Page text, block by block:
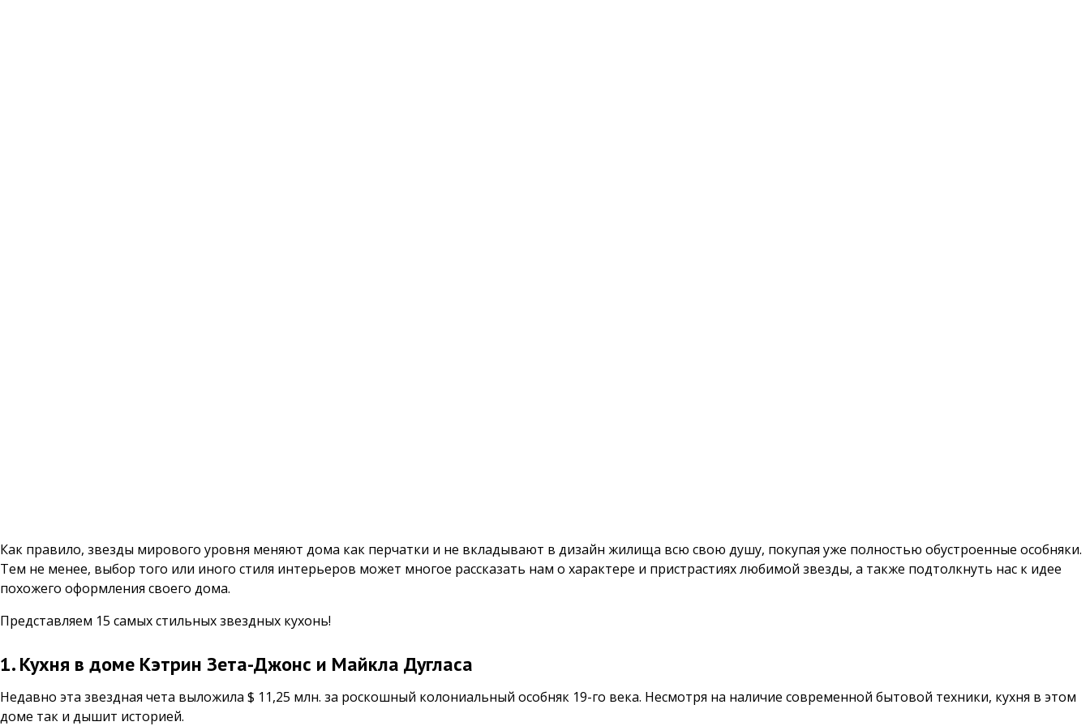
Как правило, звезды мирового уровня меняют дома как перчатки и не вкладывают в дизайн жилища всю свою душу, покупая уже полностью обустроенные особняки.
Тем не менее, выбор того или иного стиля интерьеров может многое рассказать нам о характере и пристрастиях любимой звезды, а также подтолкнуть нас к идее
похожего оформления своего дома.
Представляем 15 самых стильных звездных кухонь!
1. Кухня в доме Кэтрин Зета-Джонс и Майкла Дугласа
Недавно эта звездная чета выложила $ 11,25 млн. за роскошный колониальный особняк 19-го века. Несмотря на наличие современной бытовой техники, кухня в этом
доме так и дышит историей.